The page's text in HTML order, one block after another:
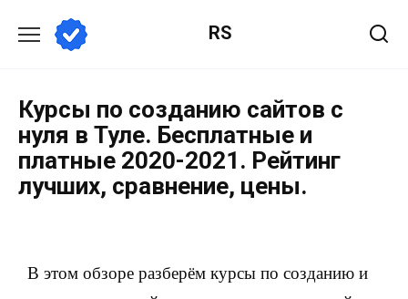
RS
Курсы по созданию сайтов с
нуля в Туле. Бесплатные и
платные 2020-2021. Рейтинг
лучших, сравнение, цены.
В этом обзоре разберём курсы по созданию и